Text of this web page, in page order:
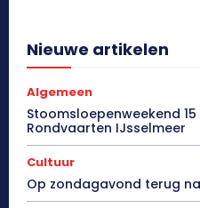
Nieuwe artikelen
Algemeen
Stoomsloepenweekend
Rondvaarten IJsselmeer
Cultuur
Op zondagavond terug